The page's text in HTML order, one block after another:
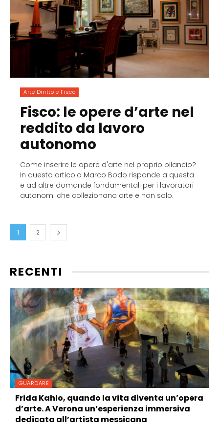
Arte Diritto e Fisco
Fisco: le opere d’arte nel
reddito da lavoro
autonomo
Come inserire le opere d'arte nel proprio bilancio?
In questo articolo Marco Bodo risponde a questa
e ad altre domande fondamentali per i lavoratori
autonomi che collezionano arte e non solo.
1 2
RECENTI
GUARDARE
Frida Kahlo, quando la vita diventa un’opera
d’arte. A Verona un’esperienza immersiva
dedicata all’artista messicana